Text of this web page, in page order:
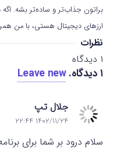
براتون جذاب‌تر و ساده‌تر بشه. اگه
ارزهای دیجیتال هستی، با من
نظرات
۱ دیدگاه
۱دیدگاه.
Leave new
جلال تپ
۱۴۰۲/۱۱/۲۴ ۲۲:۴۴
سلام درود بر شما برای